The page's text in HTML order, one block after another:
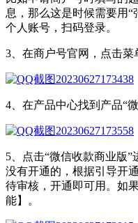
息，那么这是时候需要用
个人账号，扫码登录。
3、在商户号官网，点击菜
4、在产品中心找到产品“
5、点击“微信收款商业版
没有开通的，根据引导开
待审核，开通即可用。如
能】。